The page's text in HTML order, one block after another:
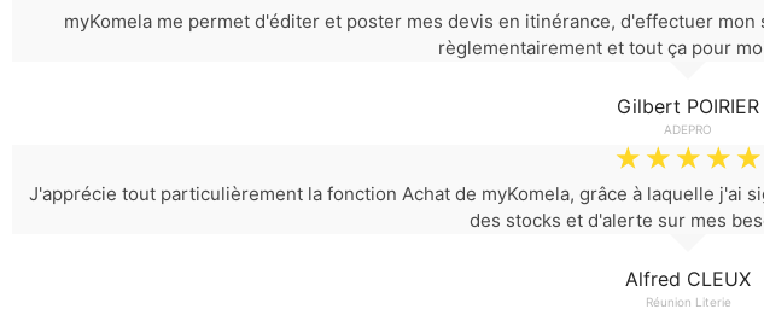
Gilbert POIRIER
ADEPRO
myKomela me permet d'éditer et poster mes devis en itinérance, d'effectuer
règlementairement et tout ça pour
Alfred CLEUX
Réunion Literie
☆ ☆ ☆ ☆ ☆
J'apprécie tout particulièrement la fonction Achat de myKomela, grâce à laquelle j'ai
des stocks et d'alerte sur mes